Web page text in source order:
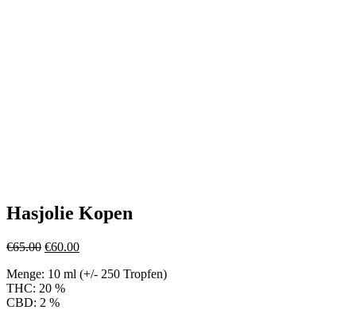
Hasjolie Kopen
€65.00 Original
was:
€65.00.
€60.00Current
is:
Menge: 10 ml (+/- 250 Tropfen)
THC: 20 %
CBD: 2 %